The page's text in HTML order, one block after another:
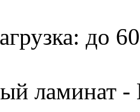
до
ламинат